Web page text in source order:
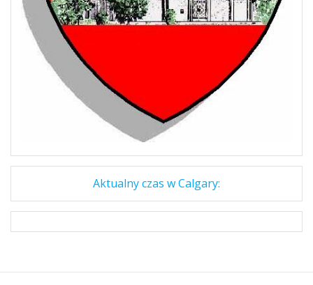
Aktualny czas w Calgary: